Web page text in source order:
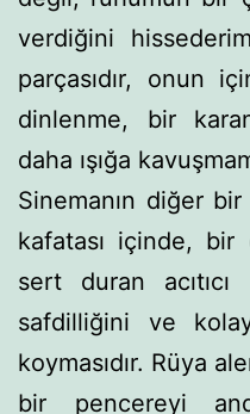
verdiğini
parçasıdır, onun
dinlenme, bir
daha ışığa
Sinemanın diğer
kafatası için­de,
sert duran acıtıcı
safdilliğini ve
koyması­dır. Rüya
bir pencereyi